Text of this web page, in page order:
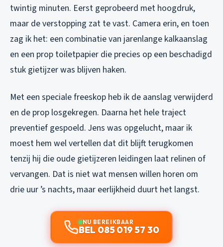
twintig minuten. Eerst geprobeerd met hoogdruk,
maar de verstopping zat te vast. Camera erin, en toen
zag ik het: een combinatie van jarenlange kalkaanslag
en een prop toiletpapier die precies op een beschadigd
stuk gietijzer was blijven haken.
Met een speciale freeskop heb ik de aanslag verwijderd
en de prop losgekregen. Daarna het hele traject
preventief gespoeld. Jens was opgelucht, maar ik
moest hem wel vertellen dat dit blijft terugkomen
tenzij hij die oude gietijzeren leidingen laat relinen of
vervangen. Dat is niet wat mensen willen horen om
drie uur ’s nachts, maar eerlijkheid duurt het langst.
NU BEREIKBAAR
BEL 085 019 57 30